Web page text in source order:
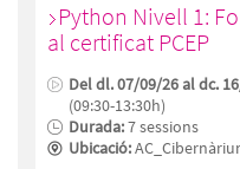
Python Nivell 1:
al certificat PCEP
Del dl. 07/09/26 al dc.
(09:30-13:30h)
Durada:7 sessions
Ubicació: